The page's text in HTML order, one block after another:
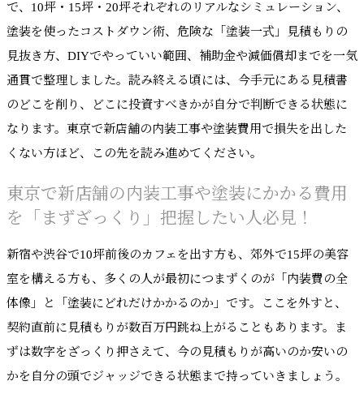
で、10坪・15坪・20坪それぞれのリアルなシミュレーション、
塗装を使ったコストダウン術、危険な「塗装一式」見積もりの
見抜き方、DIYでやっていい範囲、補助金や減価償却までを一気
通貫で整理しました。読み終える頃には、今手元にある見積書
のどこを削り、どこに投資すべきかが自分で判断できる状態に
なります。東京で新店舗の内装工事や塗装費用で損失を出した
くない方ほど、この先を読み進めてください。
東京で新店舗の内装工事や塗装にかかる費用
を「まずざっくり」把握したい人必見！
新宿や渋谷で10坪前後のカフェを出す方も、郊外で15坪の美容
室を構える方も、多くの人が最初につまずくのが「内装費の全
体像」と「塗装にどれだけかかるのか」です。ここを外すと、
契約直前に見積もりが数百万円跳ね上がることもあります。ま
ずは数字をざっくり押さえて、今の見積もりが高いのか安いの
かを自分の頭でジャッジできる状態まで持っていきましょう。